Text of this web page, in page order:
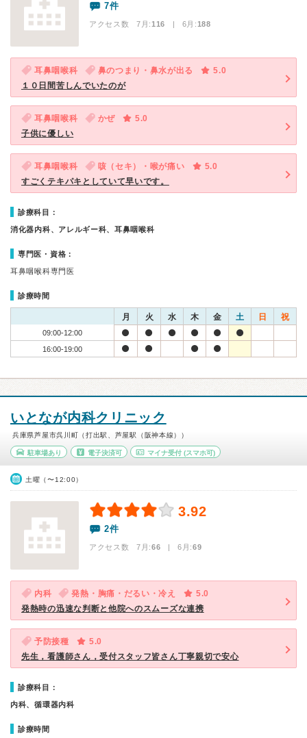
7件
アクセス数 7月:116 | 6月:188
耳鼻咽喉科 鼻のつまり・鼻水が出る
5.0
１０日間苦しんでいたのが
耳鼻咽喉科 かぜ
5.0
子供に優しい
耳鼻咽喉科 咳（セキ）・喉が痛い
5.0
すごくテキパキとしていて早いです。
診療科目：
消化器内科、アレルギー科、耳鼻咽喉科
専門医・資格：
耳鼻咽喉科専門医
診療時間
月 火 水 木 金 土 日 祝
09:00-12:00
16:00-19:00
いとなが内科クリニック
兵庫県芦屋市呉川町（打出駅、芦屋駅（阪神本線））
駐車場あり 電子決済可 マイナ受付 (スマホ可)
土曜（〜12:00）
3.92
2件
アクセス数 7月:66 | 6月:69
内科 発熱・胸痛・だるい・冷え
5.0
発熱時の迅速な判断と他院へのスムーズな連携
予防接種
5.0
先生，看護師さん，受付スタッフ皆さん丁寧親切で安心
診療科目：
内科、循環器内科
診療時間